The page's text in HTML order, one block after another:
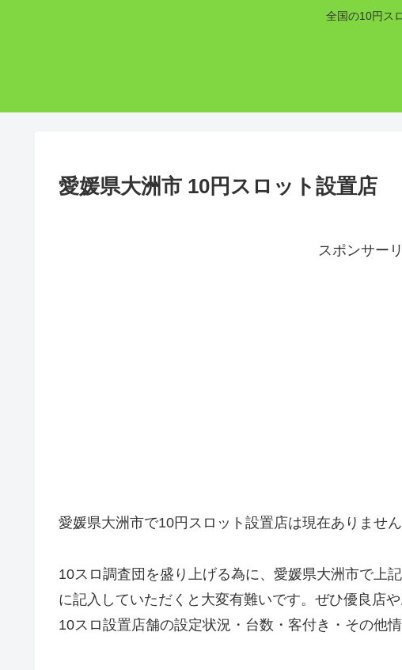
全国の10円ス
愛媛県大洲市 10円スロット設置店
スポンサー
愛媛県大洲市で10円スロット設置店は現在ありません
10スロ調査団を盛り上げる為に、愛媛県大洲市で上
に記入していただくと大変有難いです。ぜひ優良店
10スロ設置店舗の設定状況・台数・客付き・その他